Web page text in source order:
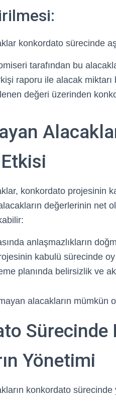
konkordato sürecinde
tarafından bu
raporu ile alacak miktarı
değeri üzerinden
konkordato projesinin
değerlerinin net
anlaşmazlıkların
kabulü sürecinde
planında belirsizlik ve
alacakların mümkün
Sürecinde
Yönetimi
konkordato